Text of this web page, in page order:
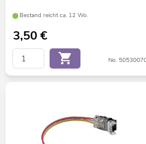
Bestand reicht ca. 12 Wo.
3,50€
No.